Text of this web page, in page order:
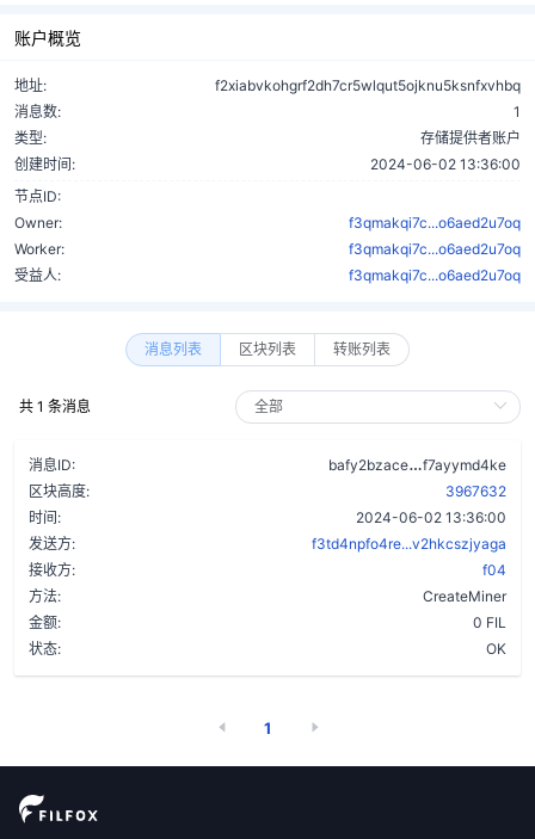
账户概览
地址:
f2xiabvkohgrf2dh7cr5wlqut5ojknu5ksnfxvhbq
消息数:
1
类型:
存储提供者账户
创建时间:
2024-06-02 13:36:00
节点ID:
Owner:
f3qmakqi7c...o6aed2u7oq
Worker:
f3qmakqi7c...o6aed2u7oq
受益人:
f3qmakqi7c...o6aed2u7oq
消息列表 区块列表 转账列表
共 1 条消息
消息ID: bafy2bzace
f7ayymd4ke
区块高度:
3967632
时间:
2024-06-02 13:36:00
发送方:
f3td4npfo4re...v2hkcszjyaga
接收方:
f04
方法:
CreateMiner
金额:
0 FIL
状态:
OK
1